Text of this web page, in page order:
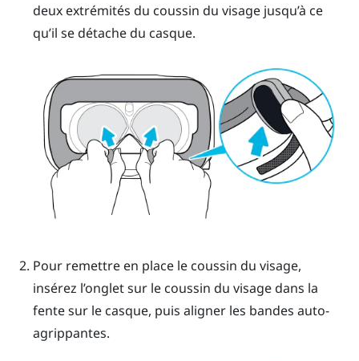
deux extrémités du coussin du visage jusqu’à ce
qu’il se détache du casque.
Pour remettre en place le coussin du visage,
insérez l’onglet sur le coussin du visage dans la
fente sur le casque, puis aligner les bandes auto-
agrippantes.